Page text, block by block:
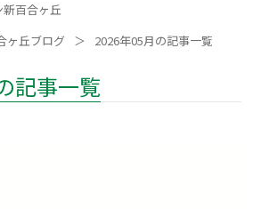
百合ヶ丘
ヶ丘ブログ ＞ 2026年05月の記事一覧
記事一覧